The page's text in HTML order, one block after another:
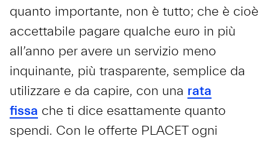
quanto importante, non è tutto; che è cioè
accettabile pagare qualche euro in più
all’anno per avere un servizio meno
inquinante, più trasparente, semplice da
utilizzare e da capire, con una rata
fissa che ti dice esattamente quanto
spendi. Con le offerte PLACET ogni